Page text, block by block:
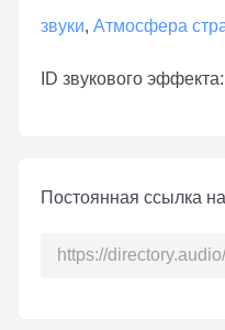
звуки, Атмосфера
ID звукового
Постоянная ссылка